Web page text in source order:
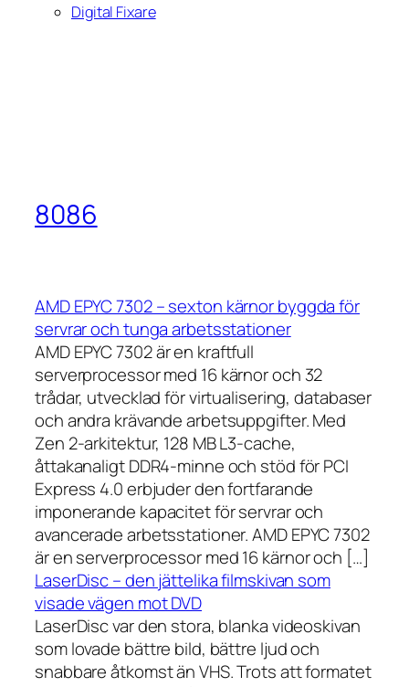
Digital Fixare
8086
AMD EPYC 7302 – sexton kärnor byggda för
servrar och tunga arbetsstationer
AMD EPYC 7302 är en kraftfull
serverprocessor med 16 kärnor och 32
trådar, utvecklad för virtualisering, databaser
och andra krävande arbetsuppgifter. Med
Zen 2-arkitektur, 128 MB L3-cache,
åttakanaligt DDR4-minne och stöd för PCI
Express 4.0 erbjuder den fortfarande
imponerande kapacitet för servrar och
avancerade arbetsstationer. AMD EPYC 7302
är en serverprocessor med 16 kärnor och […]
LaserDisc – den jättelika filmskivan som
visade vägen mot DVD
LaserDisc var den stora, blanka videoskivan
som lovade bättre bild, bättre ljud och
snabbare åtkomst än VHS. Trots att formatet